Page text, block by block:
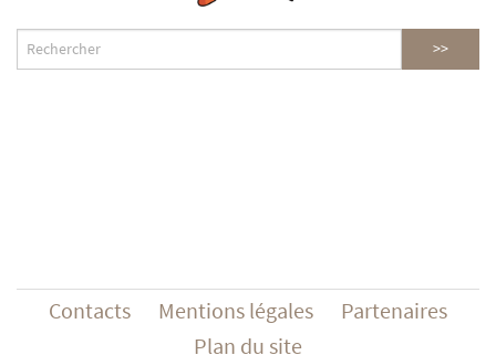
Contacts Mentions légales
Partenaires
Plan du site